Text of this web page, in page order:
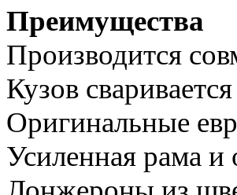
Преимущества
Производится
Кузов
Оригинальные
Усиленная рама и